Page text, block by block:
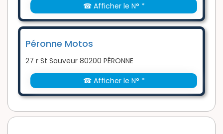
☎ Afficher le N° *
Péronne Motos
27 r St Sauveur 80200 PÉRONNE
☎ Afficher le N° *